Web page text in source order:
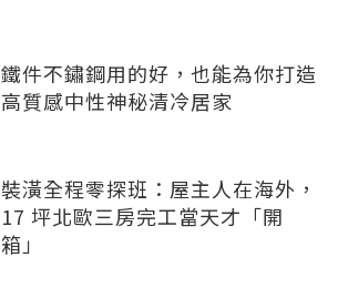
鐵件不鏽鋼用的好，也能為你打造
高質感中性神秘清冷居家
裝潢全程零探班：屋主人在海外，
17 坪北歐三房完工當天才「開
箱」